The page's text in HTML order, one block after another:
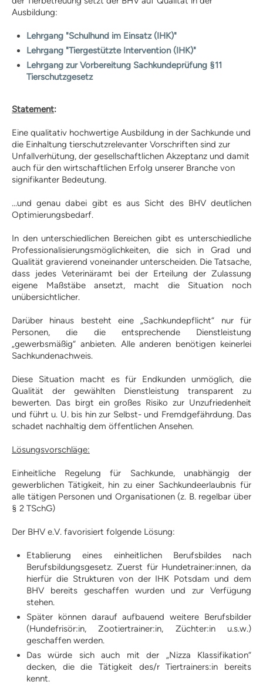
Hundeschulen-Verzeichnis
Ausbildung Hund +
Halter
Hundeführerschein
Lern-Ressourcen
Übungstest Online
kostenloser Übungstest
Infos für Veranstalter
PLZ-Gebiet 0
PLZ-Gebiet 1
PLZ-Gebiet 2
PLZ-Gebiet 3
PLZ-Gebiet 6
PLZ-Gebiet 7
PLZ-Gebiet 8
Formulare | Downloads
Assistenzhund-Team-Prüfung
Prüferliste
Dummyprüfung
Dummyprüfung Anfänger
Dummyprüfung
Fortgeschrittene
Formulare | Downloads
Hoopersprüfung
Richtlinien
Prüfungstermine
Formulare | Downloads
Mantrailing-Sport-Prüfung
Prüfungstermine
Prüferliste
Ausbildung:
Lehrgang "Schulhund im Einsatz (IHK)"
Lehrgang "Tiergestützte Intervention (IHK)"
Lehrgang zur Vorbereitung Sachkundeprüfung §11
Tierschutzgesetz
Statement:
Eine qualitativ hochwertige Ausbildung in der Sachkunde und
die Einhaltung tierschutzrelevanter Vorschriften sind zur
Unfallverhütung, der gesellschaftlichen Akzeptanz und damit
auch für den wirtschaftlichen Erfolg unserer Branche von
signifikanter Bedeutung.
…und genau dabei gibt es aus Sicht des BHV deutlichen
Optimierungsbedarf.
In den unterschiedlichen Bereichen gibt es unterschiedliche
Professionalisierungsmöglichkeiten, die sich in Grad und
Qualität gravierend voneinander unterscheiden. Die Tatsache,
dass jedes Veterinäramt bei der Erteilung der Zulassung
eigene Maßstäbe ansetzt, macht die Situation noch
unübersichtlicher.
Darüber hinaus besteht eine „Sachkundepflicht“ nur für
Personen, die die entsprechende Dienstleistung
„gewerbsmäßig“ anbieten. Alle anderen benötigen keinerlei
Sachkundenachweis.
Diese Situation macht es für Endkunden unmöglich, die
Qualität der gewählten Dienstleistung transparent zu
bewerten. Das birgt ein großes Risiko zur Unzufriedenheit
und führt u. U. bis hin zur Selbst- und Fremdgefährdung. Das
schadet nachhaltig dem öffentlichen Ansehen.
Lösungsvorschläge:
Einheitliche Regelung für Sachkunde, unabhängig der
gewerblichen Tätigkeit, hin zu einer Sachkundeerlaubnis für
alle tätigen Personen und Organisationen (z. B. regelbar über
§ 2 TSchG)
Der BHV e.V. favorisiert folgende Lösung:
Etablierung eines einheitlichen Berufsbildes nach
Berufsbildungsgesetz. Zuerst für Hundetrainer:innen, da
hierfür die Strukturen von der IHK Potsdam und dem
BHV bereits geschaffen wurden und zur Verfügung
stehen.
Später können darauf aufbauend weitere Berufsbilder
(Hundefrisör:in, Zootiertrainer:in, Züchter:in u.s.w.)
geschaffen werden.
Das würde sich auch mit der „Nizza Klassifikation“
decken, die die Tätigkeit des/r Tiertrainers:in bereits
kennt.